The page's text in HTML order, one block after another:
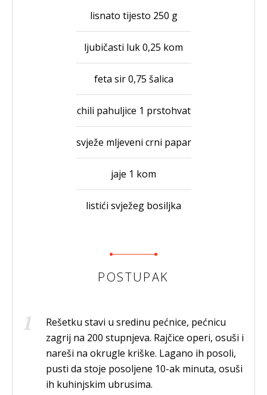
lisnato tijesto 250 g
ljubičasti luk 0,25 kom
feta sir 0,75 šalica
chili pahuljice 1 prstohvat
svježe mljeveni crni papar
jaje 1 kom
listići svježeg bosiljka
POSTUPAK
Rešetku stavi u sredinu pećnice, pećnicu
zagrij na 200 stupnjeva. Rajčice operi, osuši i
nareši na okrugle kriške. Lagano ih posoli,
pusti da stoje posoljene 10-ak minuta, osuši
ih kuhinjskim ubrusima.